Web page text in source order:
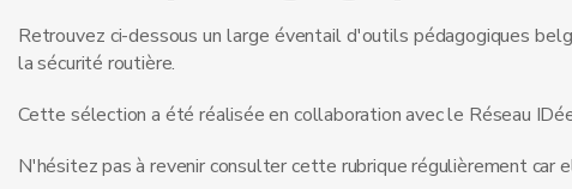
Retrouvez ci-dessous un large éventail d'outils pédagogiques
la sécurité routière.
Cette sélection a été réalisée en collaboration avec le Réseau
N'hésitez pas à revenir consulter cette rubrique régulièrement car